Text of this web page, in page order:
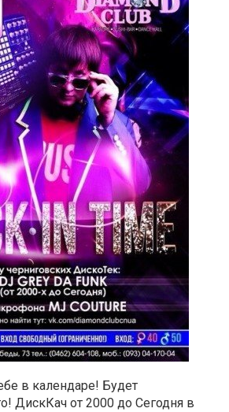
в календаре! Будет
ДискКач от 2000 до Сегодня в